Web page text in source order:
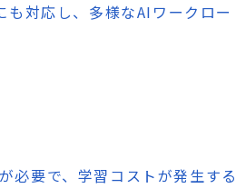
対応し、多様なAIワークロー
必要で、学習コストが発生する